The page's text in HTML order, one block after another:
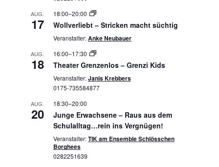
AUG.
17
18:00–20:00
Wollverliebt – Stricken macht süchtig
Veranstalter:Anke Neubauer
AUG.
18
16:00–17:30
Theater Grenzenlos – Grenzi Kids
Veranstalter:Janis Krebbers
0175-735584877
AUG.
20
18:30–20:00
Junge Erwachsene – Raus aus dem
Schulalltag…rein ins Vergnügen!
Veranstalter:TIK am Ensemble Schlösschen
Borghees
0282251639